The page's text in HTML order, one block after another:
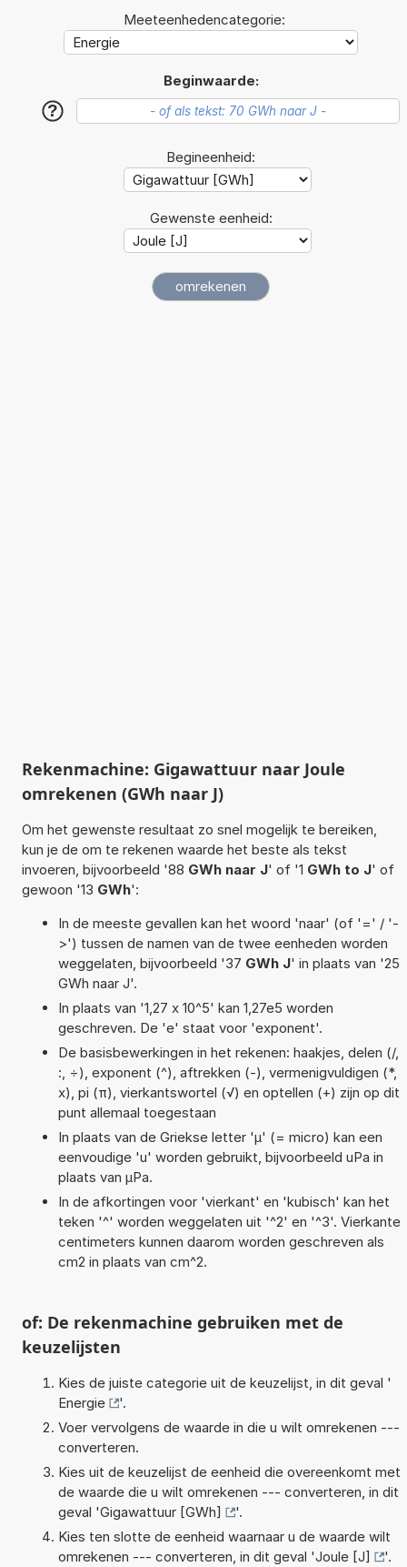
Meeteenhedencategorie:
Beginwaarde:
?
Begineenheid:
Gewenste eenheid:
Rekenmachine: Gigawattuur naar Joule
omrekenen (GWh naar J)
Om het gewenste resultaat zo snel mogelijk te bereiken,
kun je de om te rekenen waarde het beste als tekst
invoeren, bijvoorbeeld '88 GWh naar J' of '1 GWh to J' of
gewoon '13 GWh':
In de meeste gevallen kan het woord 'naar' (of '=' / '-
>') tussen de namen van de twee eenheden worden
weggelaten, bijvoorbeeld '37 GWh J' in plaats van '25
GWh naar J'.
In plaats van '1,27 x 10^5' kan 1,27e5 worden
geschreven. De 'e' staat voor 'exponent'.
De basisbewerkingen in het rekenen: haakjes, delen (/,
:, ÷), exponent (^), aftrekken (-), vermenigvuldigen (*,
x), pi (π), vierkantswortel (√) en optellen (+) zijn op dit
punt allemaal toegestaan
In plaats van de Griekse letter 'µ' (= micro) kan een
eenvoudige 'u' worden gebruikt, bijvoorbeeld uPa in
plaats van µPa.
In de afkortingen voor 'vierkant' en 'kubisch' kan het
teken '^' worden weggelaten uit '^2' en '^3'. Vierkante
centimeters kunnen daarom worden geschreven als
cm2 in plaats van cm^2.
of: De rekenmachine gebruiken met de
keuzelijsten
Kies de juiste categorie uit de keuzelijst, in dit geval '
Energie
'.
Voer vervolgens de waarde in die u wilt omrekenen ---
converteren.
Kies uit de keuzelijst de eenheid die overeenkomt met
de waarde die u wilt omrekenen --- converteren, in dit
geval 'Gigawattuur [GWh]
'.
Kies ten slotte de eenheid waarnaar u de waarde wilt
omrekenen --- converteren, in dit geval 'Joule [J] '.